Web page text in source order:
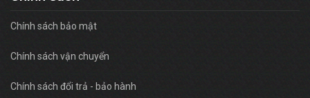
Chính sách bảo mật
Chính sách vận chuyển
Chính sách đổi trả - bảo hành